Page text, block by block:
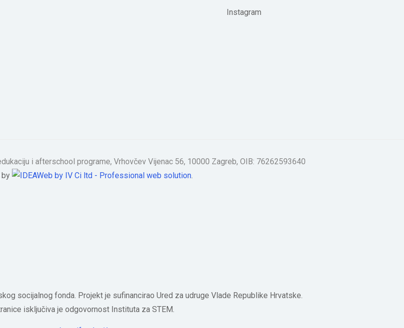
Instagram
i afterschool programe, Vrhovčev Vijenac 56, 10000 Zagreb, OIB: 76262593640
.
socijalnog fonda. Projekt je sufinancirao Ured za udruge Vlade Republike Hrvatske.
isključiva je odgovornost Instituta za STEM.